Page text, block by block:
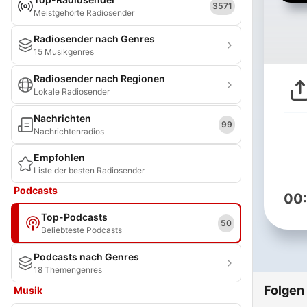
Meistgehörte Radiosender
3571
Radiosender nach Genres
15 Musikgenres
Radiosender nach Regionen
Lokale Radiosender
Nachrichten
Nachrichtenradios
99
Empfohlen
Liste der besten Radiosender
Podcasts
Top-Podcasts
Beliebteste Podcasts
50
Podcasts nach Genres
18 Themengenres
Musik Folgen